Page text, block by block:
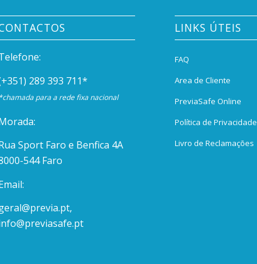
289 393 711*
*chamada para a rede fixa nacional
Sport Faro e Benfica 4A
544 Faro
,
LINKS ÚTEIS
FAQ
Area de Cliente
PreviaSafe Online
Política de Privacidade
Livro de Reclamações